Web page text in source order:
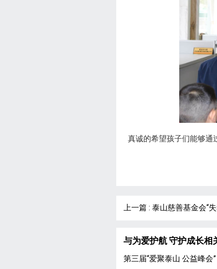
真诚的希望孩子们能够通
上一篇 : 泰山慈善基金会“
与为爱护航 守护成长相
第三届“爱聚泰山 公益峰会”